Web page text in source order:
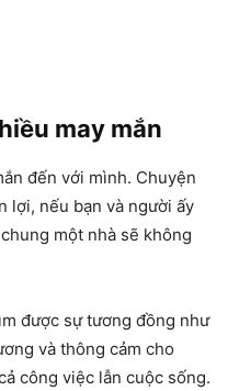
may mắn
đến với mình. Chuyện
lợi, nếu bạn và người ấy
một nhà sẽ không
được sự tương đồng như
và thông cảm cho
công việc lẫn cuộc sống.